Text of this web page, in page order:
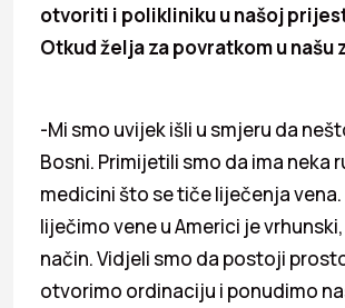
otvoriti i polikliniku u našoj
Otkud želja za povratkom u našu
-Mi smo uvijek išli u smjeru da
Bosni. Primijetili smo da ima neka
medicini što se tiče liječenja vena.
liječimo vene u Americi je
način. Vidjeli smo da postoji
otvorimo ordinaciju i ponudimo